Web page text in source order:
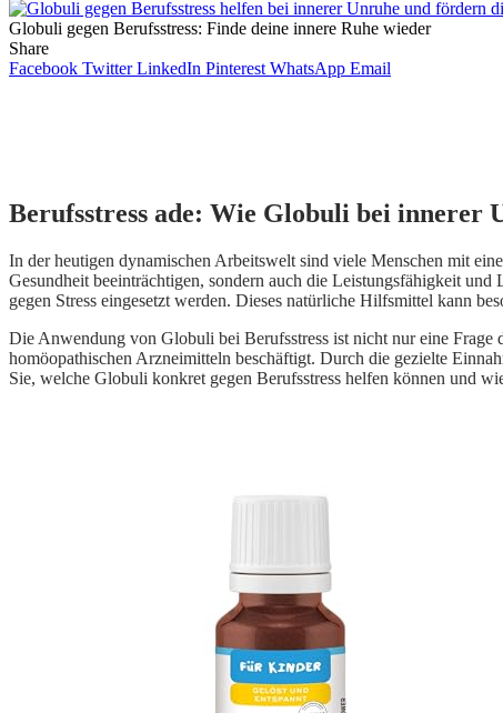
Globuli gegen Berufsstress: Finde deine innere Ruhe wieder
Share
Facebook Twitter LinkedIn Pinterest WhatsApp Email
Berufsstress ade: Wie Globuli bei innerer
In der heutigen dynamischen Arbeitswelt sind viele Menschen mit
Gesundheit beeinträchtigen, sondern auch die Leistungsfähigkeit
gegen Stress eingesetzt werden. Dieses natürliche Hilfsmittel kann
Die Anwendung von Globuli bei Berufsstress ist nicht nur eine Frage
homöopathischen Arzneimitteln beschäftigt. Durch die gezielte
Sie, welche Globuli konkret gegen Berufsstress helfen können und